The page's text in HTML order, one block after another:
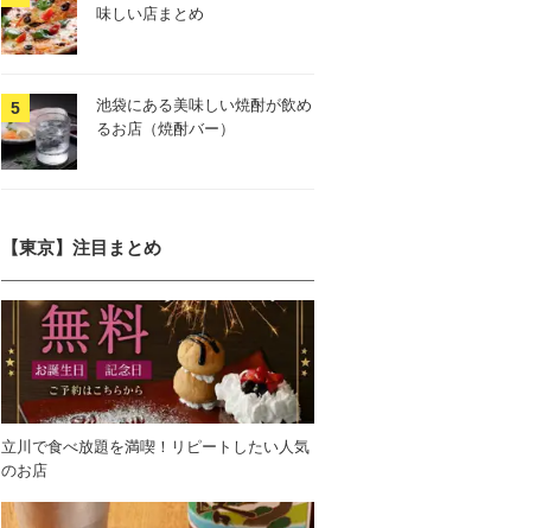
味しい店まとめ
池袋にある美味しい焼酎が飲め
るお店（焼酎バー）
【東京】注目まとめ
立川で食べ放題を満喫！リピートしたい人気
のお店